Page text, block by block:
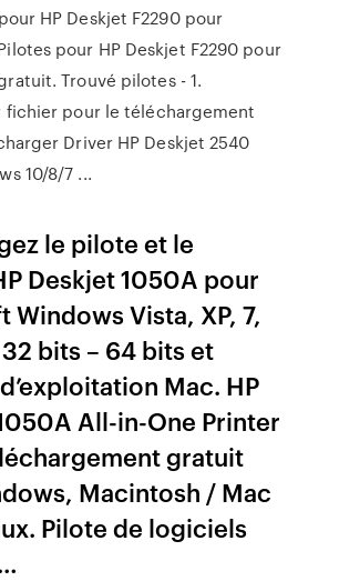
HP Deskjet F2290 pour
pour HP Deskjet F2290 pour
Trouvé pilotes - 1.
fichier pour le téléchargement
Driver HP Deskjet 2540
10/8/7 ...
le pilote et le
Deskjet 1050A pour
Windows Vista, XP, 7,
32 bits – 64 bits et
Mac. HP
All-in-One Printer
gratuit
Macintosh / Mac
Pilote de logiciels